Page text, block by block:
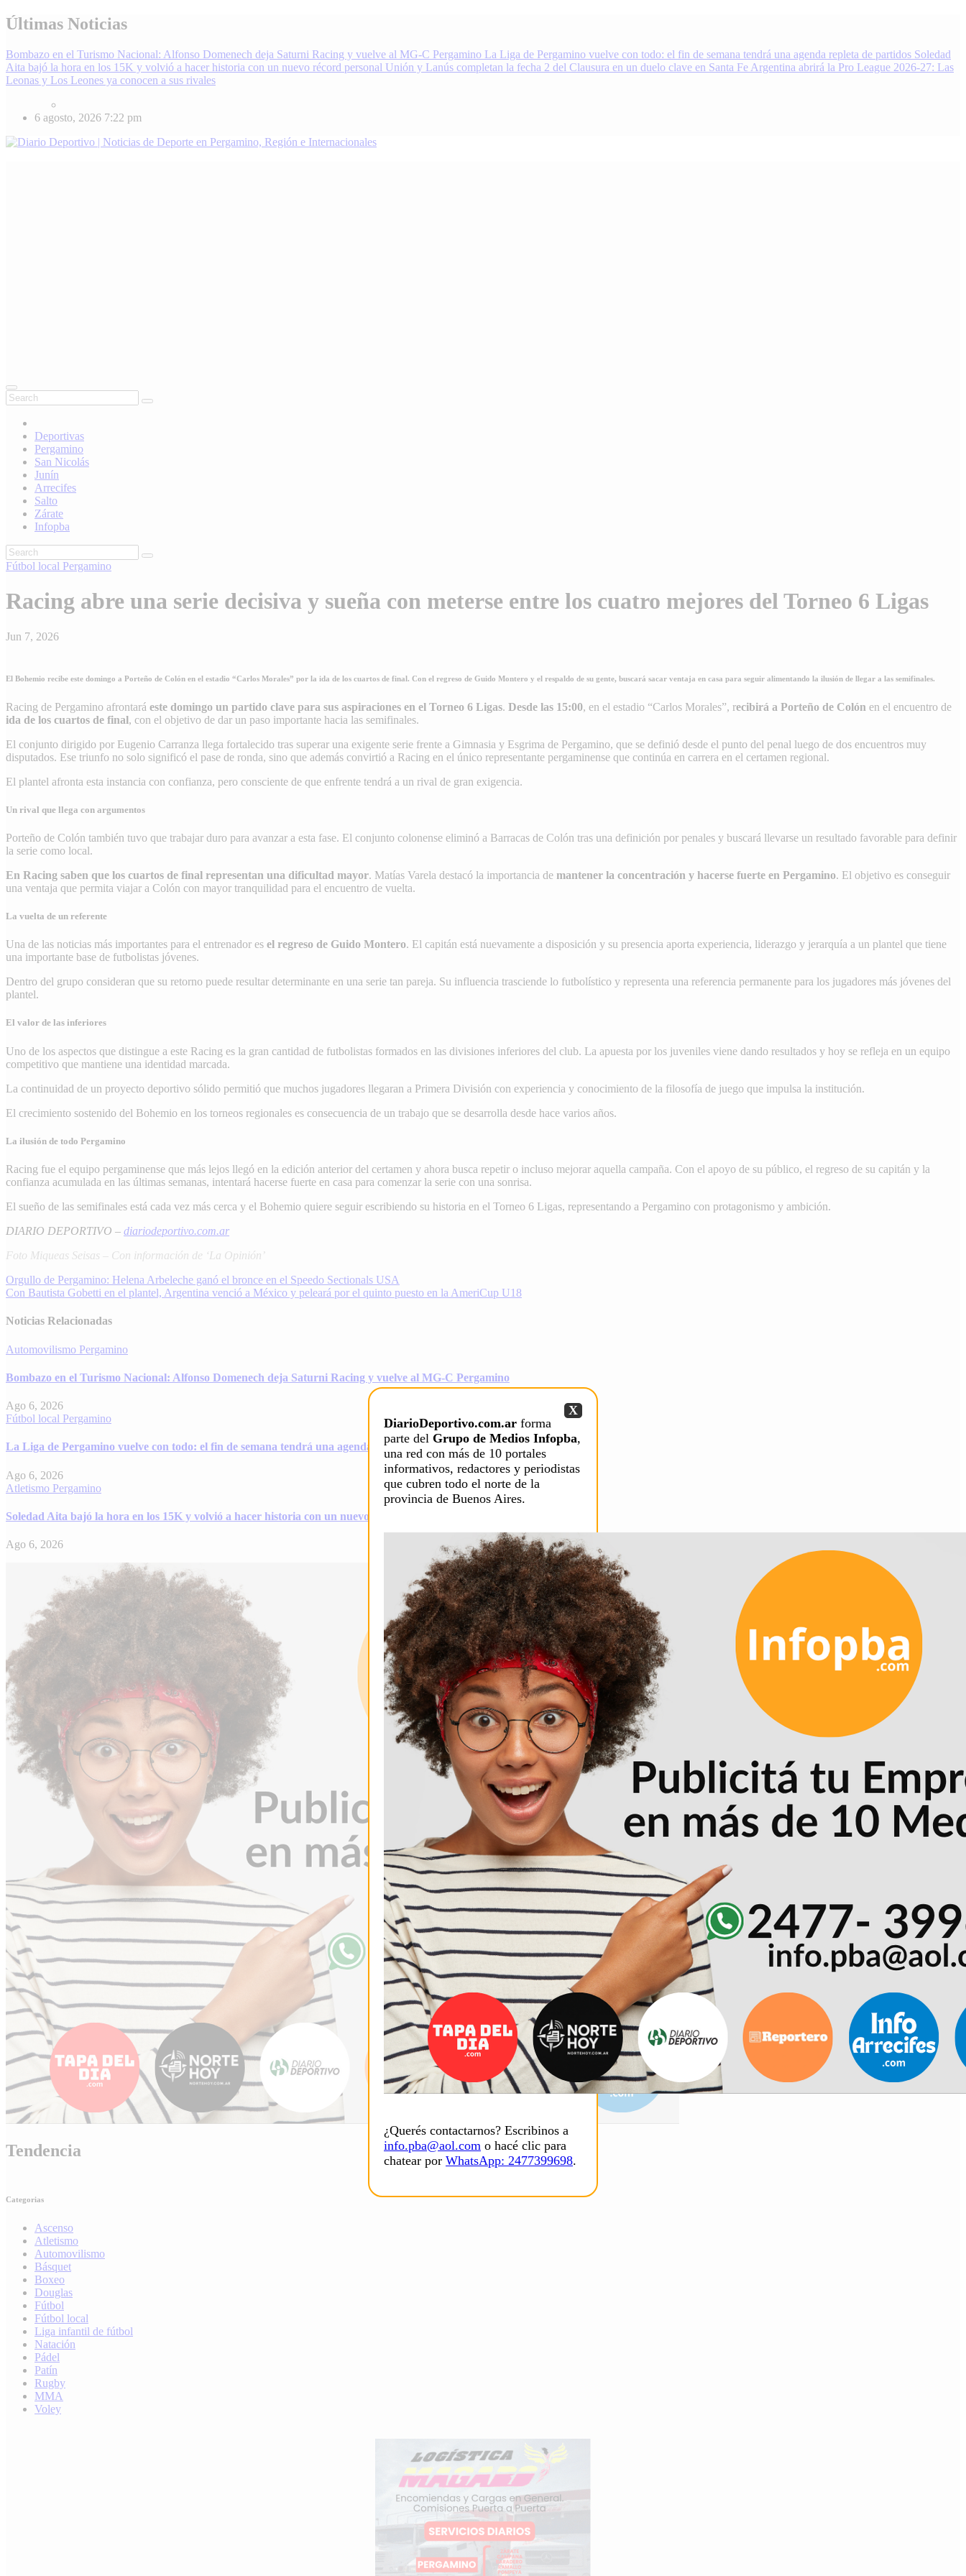
Skip
to
Últimas Noticias
Bombazo en el Turismo Nacional: Alfonso Domenech deja Saturni Racing y vuelve al MG-C Pergamino La Liga de Pergamino vuelve con todo: el fin de semana tendrá una agenda repleta de partidos Soledad
Aita bajó la hora en los 15K y volvió a hacer historia con un nuevo récord personal Unión y Lanús completan la fecha 2 del Clausura en un duelo clave en Santa Fe Argentina abrirá la Pro League 2026-27: Las
Leonas y Los Leones ya conocen a sus rivales
6 agosto, 2026 7:22 pm
Deportivas
Pergamino
San Nicolás
Junín
Arrecifes
Salto
Zárate
Infopba
Fútbol local Pergamino
Racing abre una serie decisiva y sueña con meterse entre los cuatro mejores del Torneo 6 Ligas
Jun 7, 2026
El Bohemio recibe este domingo a Porteño de Colón en el estadio “Carlos Morales” por la ida de los cuartos de final. Con el regreso de Guido Montero y el respaldo de su gente, buscará sacar ventaja en casa para seguir alimentando la ilusión de llegar a las semifinales.
Racing de Pergamino afrontará este domingo un partido clave para sus aspiraciones en el Torneo 6 Ligas. Desde las 15:00, en el estadio “Carlos Morales”, recibirá a Porteño de Colón en el encuentro de
ida de los cuartos de final, con el objetivo de dar un paso importante hacia las semifinales.
El conjunto dirigido por Eugenio Carranza llega fortalecido tras superar una exigente serie frente a Gimnasia y Esgrima de Pergamino, que se definió desde el punto del penal luego de dos encuentros muy
disputados. Ese triunfo no solo significó el pase de ronda, sino que además convirtió a Racing en el único representante pergaminense que continúa en carrera en el certamen regional.
El plantel afronta esta instancia con confianza, pero consciente de que enfrente tendrá a un rival de gran exigencia.
Un rival que llega con argumentos
Porteño de Colón también tuvo que trabajar duro para avanzar a esta fase. El conjunto colonense eliminó a Barracas de Colón tras una definición por penales y buscará llevarse un resultado favorable para definir
la serie como local.
En Racing saben que los cuartos de final representan una dificultad mayor. Matías Varela destacó la importancia de mantener la concentración y hacerse fuerte en Pergamino. El objetivo es conseguir
una ventaja que permita viajar a Colón con mayor tranquilidad para el encuentro de vuelta.
La vuelta de un referente
Una de las noticias más importantes para el entrenador es el regreso de Guido Montero. El capitán está nuevamente a disposición y su presencia aporta experiencia, liderazgo y jerarquía a un plantel que tiene
una importante base de futbolistas jóvenes.
Dentro del grupo consideran que su retorno puede resultar determinante en una serie tan pareja. Su influencia trasciende lo futbolístico y representa una referencia permanente para los jugadores más jóvenes del
plantel.
El valor de las inferiores
Uno de los aspectos que distingue a este Racing es la gran cantidad de futbolistas formados en las divisiones inferiores del club. La apuesta por los juveniles viene dando resultados y hoy se refleja en un equipo
competitivo que mantiene una identidad marcada.
La continuidad de un proyecto deportivo sólido permitió que muchos jugadores llegaran a Primera División con experiencia y conocimiento de la filosofía de juego que impulsa la institución.
El crecimiento sostenido del Bohemio en los torneos regionales es consecuencia de un trabajo que se desarrolla desde hace varios años.
La ilusión de todo Pergamino
Racing fue el equipo pergaminense que más lejos llegó en la edición anterior del certamen y ahora busca repetir o incluso mejorar aquella campaña. Con el apoyo de su público, el regreso de su capitán y la
confianza acumulada en las últimas semanas, intentará hacerse fuerte en casa para comenzar la serie con una sonrisa.
El sueño de las semifinales está cada vez más cerca y el Bohemio quiere seguir escribiendo su historia en el Torneo 6 Ligas, representando a Pergamino con protagonismo y ambición.
DIARIO DEPORTIVO – diariodeportivo.com.ar
Foto Miqueas Seisas – Con información de ‘La Opinión’
Navegación
de
entradas
Orgullo de Pergamino: Helena Arbeleche ganó el bronce en el Speedo Sectionals USA
Con Bautista Gobetti en el plantel, Argentina venció a México y peleará por el quinto puesto en la AmeriCup U18
Noticias Relacionadas
Automovilismo Pergamino
Bombazo en el Turismo Nacional: Alfonso Domenech deja Saturni Racing y vuelve al MG-C Pergamino
Ago 6, 2026
Fútbol local Pergamino
La Liga de Pergamino vuelve con todo: el fin de semana tendrá una agenda repleta de partidos
Ago 6, 2026
Atletismo Pergamino
Soledad Aita bajó la hora en los 15K y volvió a hacer historia con un nuevo récord personal
Ago 6, 2026
X
DiarioDeportivo.com.ar forma
parte del Grupo de Medios Infopba,
una red con más de 10 portales
informativos, redactores y periodistas
que cubren todo el norte de la
provincia de Buenos Aires.
¿Querés contactarnos? Escribinos a
info.pba@aol.com o hacé clic para
chatear por WhatsApp: 2477399698.
Tendencia
Categorias
Ascenso
Atletismo
Automovilismo
Básquet
Boxeo
Douglas
Fútbol
Fútbol local
Liga infantil de fútbol
Natación
Pádel
Patín
Rugby
MMA
Voley